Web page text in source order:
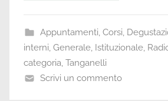
Appuntamenti, Corsi,
interni, Generale, Istituzionale,
categoria, Tanganelli
Scrivi un commento